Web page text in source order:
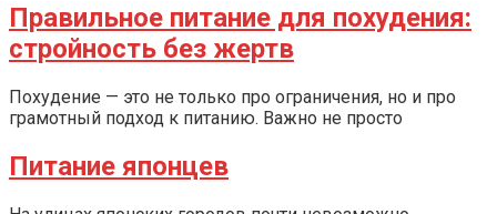
Правильное питание для похудения:
стройность без жертв
Похудение — это не только про ограничения, но и про
грамотный подход к питанию. Важно не просто
Питание японцев